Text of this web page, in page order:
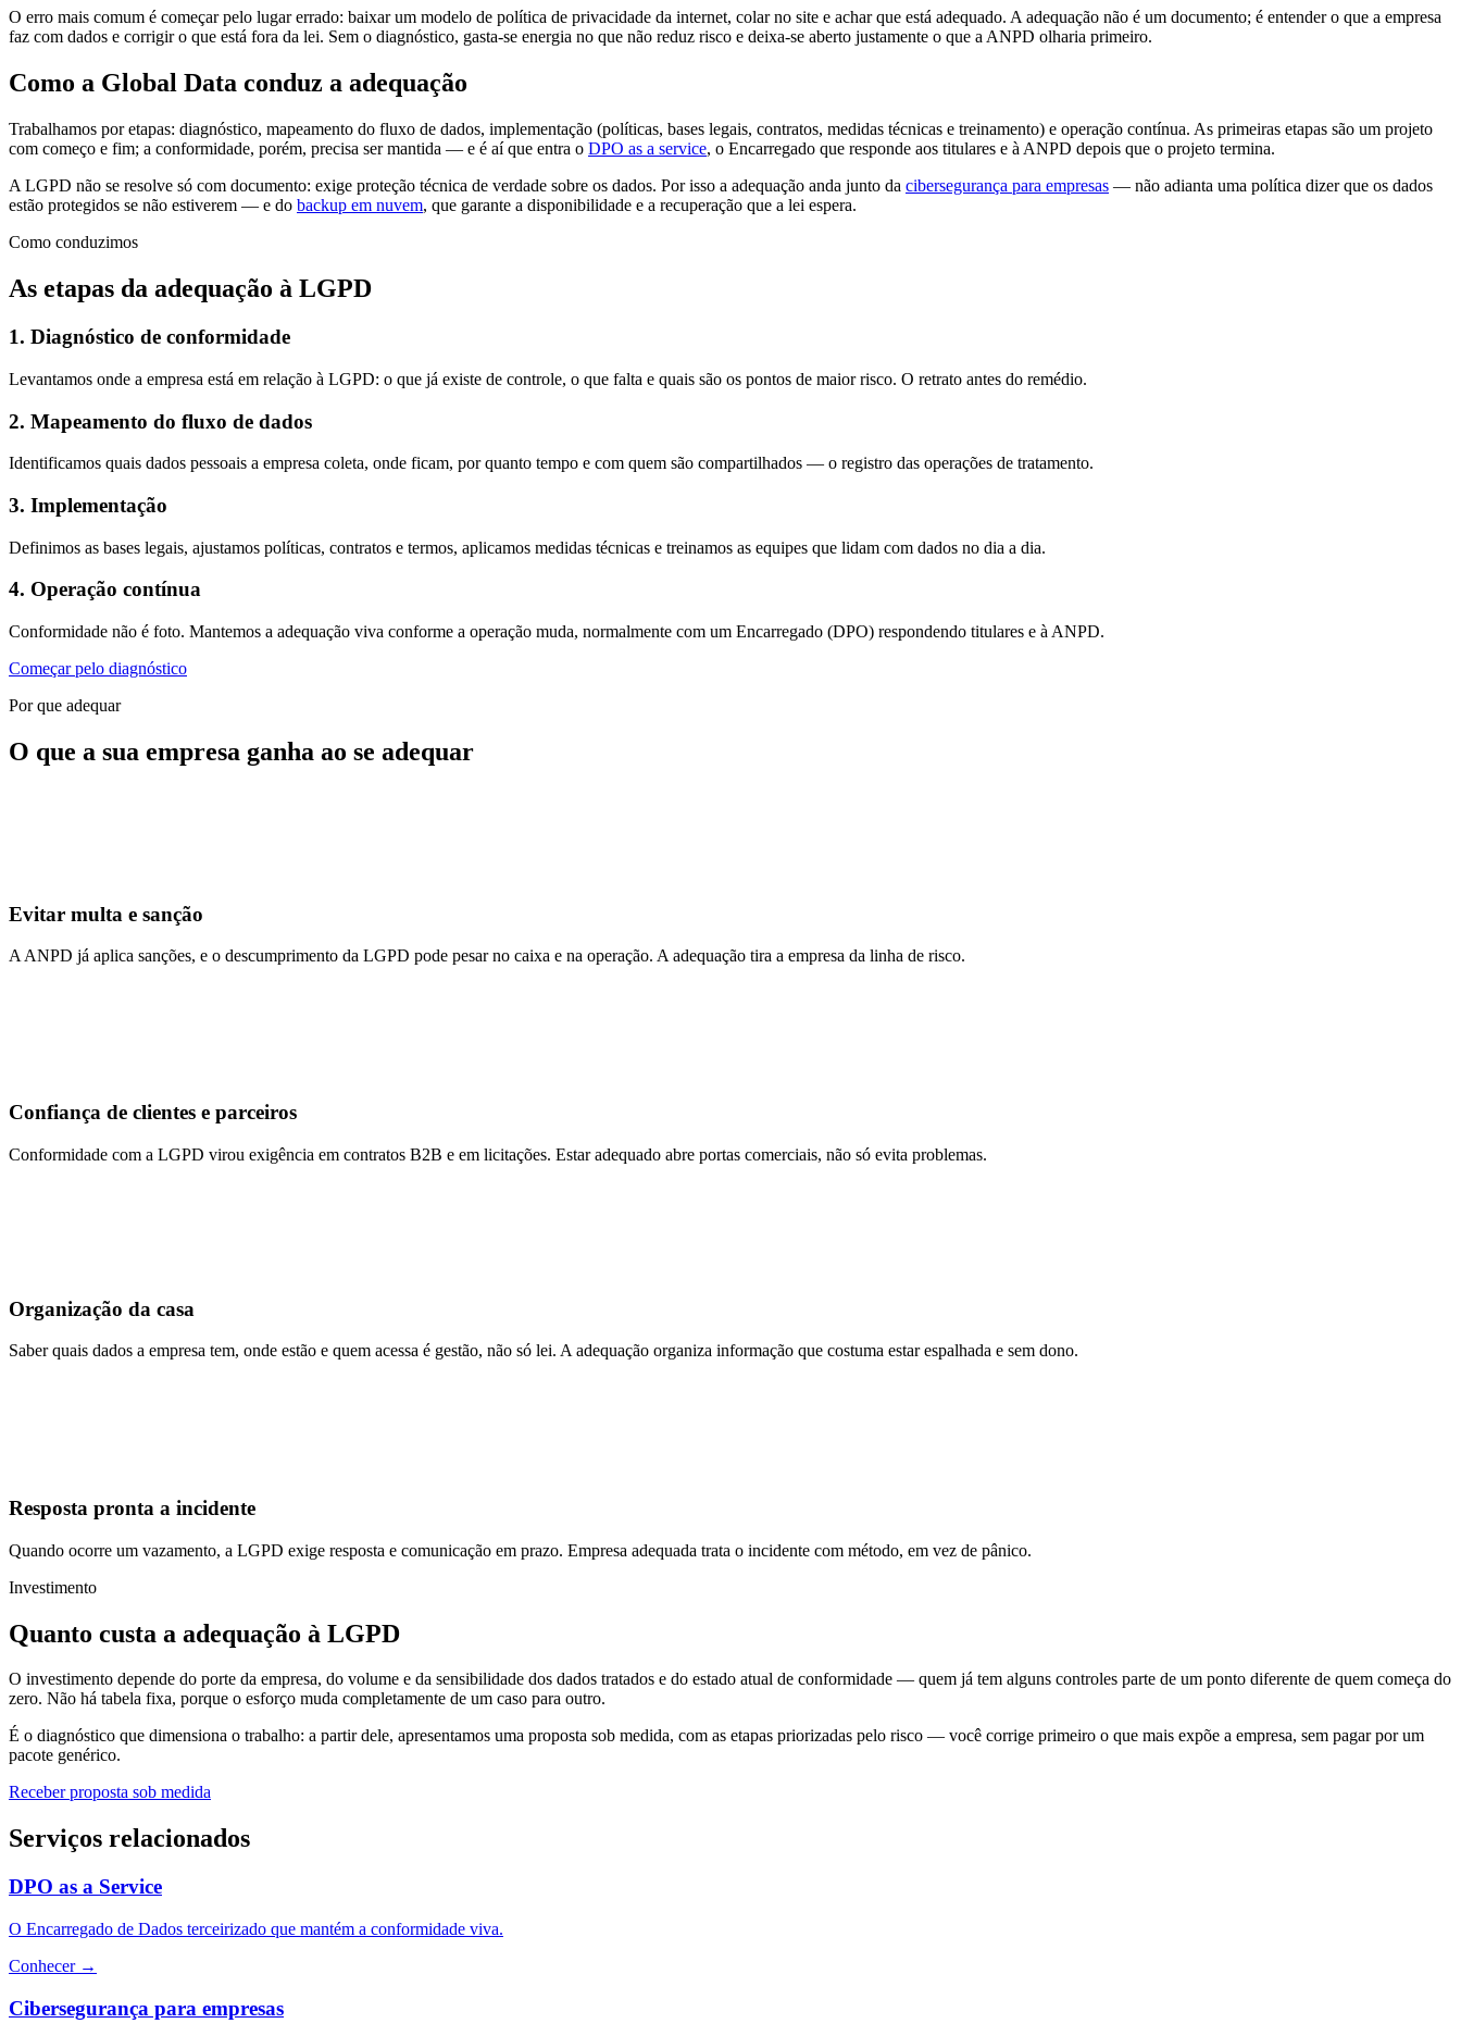
O erro mais comum é começar pelo lugar errado: baixar um modelo de política de privacidade da internet, colar no site e achar que está adequado. A adequação não é um documento; é entender o que a empresa
faz com dados e corrigir o que está fora da lei. Sem o diagnóstico, gasta-se energia no que não reduz risco e deixa-se aberto justamente o que a ANPD olharia primeiro.
Como a Global Data conduz a adequação
Trabalhamos por etapas: diagnóstico, mapeamento do fluxo de dados, implementação (políticas, bases legais, contratos, medidas técnicas e treinamento) e operação contínua. As primeiras etapas são um projeto
com começo e fim; a conformidade, porém, precisa ser mantida — e é aí que entra o DPO as a service, o Encarregado que responde aos titulares e à ANPD depois que o projeto termina.
A LGPD não se resolve só com documento: exige proteção técnica de verdade sobre os dados. Por isso a adequação anda junto da cibersegurança para empresas — não adianta uma política dizer que os dados
estão protegidos se não estiverem — e do backup em nuvem, que garante a disponibilidade e a recuperação que a lei espera.
Como conduzimos
As etapas da adequação à LGPD
1. Diagnóstico de conformidade
Levantamos onde a empresa está em relação à LGPD: o que já existe de controle, o que falta e quais são os pontos de maior risco. O retrato antes do remédio.
2. Mapeamento do fluxo de dados
Identificamos quais dados pessoais a empresa coleta, onde ficam, por quanto tempo e com quem são compartilhados — o registro das operações de tratamento.
3. Implementação
Definimos as bases legais, ajustamos políticas, contratos e termos, aplicamos medidas técnicas e treinamos as equipes que lidam com dados no dia a dia.
4. Operação contínua
Conformidade não é foto. Mantemos a adequação viva conforme a operação muda, normalmente com um Encarregado (DPO) respondendo titulares e à ANPD.
Começar pelo diagnóstico
Por que adequar
O que a sua empresa ganha ao se adequar
Evitar multa e sanção
A ANPD já aplica sanções, e o descumprimento da LGPD pode pesar no caixa e na operação. A adequação tira a empresa da linha de risco.
Confiança de clientes e parceiros
Conformidade com a LGPD virou exigência em contratos B2B e em licitações. Estar adequado abre portas comerciais, não só evita problemas.
Organização da casa
Saber quais dados a empresa tem, onde estão e quem acessa é gestão, não só lei. A adequação organiza informação que costuma estar espalhada e sem dono.
Resposta pronta a incidente
Quando ocorre um vazamento, a LGPD exige resposta e comunicação em prazo. Empresa adequada trata o incidente com método, em vez de pânico.
Investimento
Quanto custa a adequação à LGPD
O investimento depende do porte da empresa, do volume e da sensibilidade dos dados tratados e do estado atual de conformidade — quem já tem alguns controles parte de um ponto diferente de quem começa do
zero. Não há tabela fixa, porque o esforço muda completamente de um caso para outro.
É o diagnóstico que dimensiona o trabalho: a partir dele, apresentamos uma proposta sob medida, com as etapas priorizadas pelo risco — você corrige primeiro o que mais expõe a empresa, sem pagar por um
pacote genérico.
Receber proposta sob medida
Serviços relacionados
DPO as a Service
O Encarregado de Dados terceirizado que mantém a conformidade viva.
Conhecer →
Cibersegurança para empresas